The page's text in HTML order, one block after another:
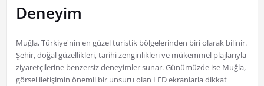
Deneyim
Muğla, Türkiye'nin en güzel turistik bölgelerinden biri olarak bilinir.
Şehir, doğal güzellikleri, tarihi zenginlikleri ve mükemmel plajlarıyla
ziyaretçilerine benzersiz deneyimler sunar. Günümüzde ise Muğla,
görsel iletişimin önemli bir unsuru olan LED ekranlarla dikkat